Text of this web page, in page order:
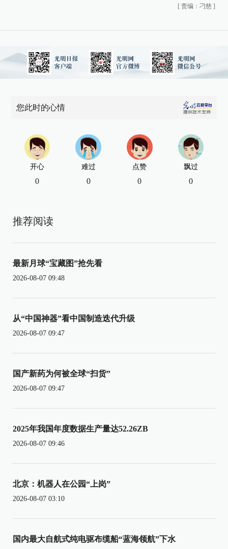
[ 责编：刁慈 ]
您此时的心情
开心
0
难过
0
点赞
0
飘过
0
推荐阅读
最新月球“宝藏图”抢先看
2026-08-07 09:48
从“中国神器”看中国制造迭代升级
2026-08-07 09:47
国产新药为何被全球“扫货”
2026-08-07 09:47
2025年我国年度数据生产量达52.26ZB
2026-08-07 09:46
北京：机器人在公园“上岗”
2026-08-07 03:10
国内最大自航式纯电驱布缆船“蓝海领航”下水